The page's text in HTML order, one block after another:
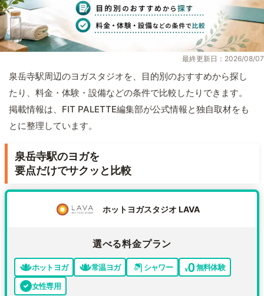
最終更新日：2026/08/07
泉岳寺駅周辺のヨガスタジオを、目的別のおすすめから探し
たり、料金・体験・設備などの条件で比較したりできます。
掲載情報は、FIT PALETTE編集部が公式情報と独自取材をも
とに整理しています。
泉岳寺駅のヨガを
要点だけでサクッと比較
ホットヨガスタジオ LAVA
選べる料金プラン
ホットヨガ 常温ヨガ シャワー
無料体験
女性専用